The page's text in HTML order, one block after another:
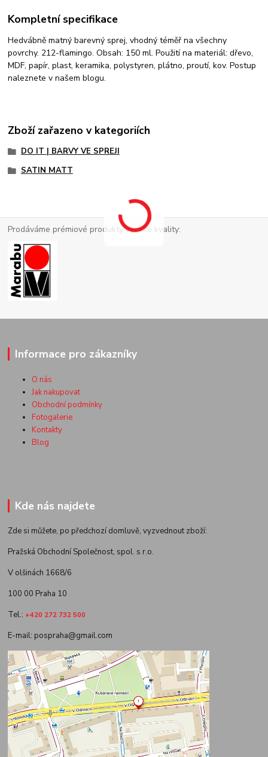
Kompletní specifikace
Hedvábně matný barevný sprej, vhodný téměř na všechny
povrchy. 212-flamingo. Obsah: 150 ml. Použití na materiál: dřevo,
MDF, papír, plast, keramika, polystyren, plátno, proutí, kov. Postup
naleznete v našem blogu.
Zboží zařazeno v kategoriích
DO IT | BARVY VE SPREJI
SATIN MATT
Prodáváme prémiové produkty vysoké kvality:
Informace pro zákazníky
O nás
Jak nakupovat
Obchodní podmínky
Fotogalerie
Kontakty
Blog
Kde nás najdete
Zde si můžete, po předchozí domluvě, vyzvednout zboží:
Pražská Obchodní Společnost, spol. s r.o.
V olšinách 1668/6
100 00 Praha 10
Tel.: +420 272 732 500
E-mail: pospraha@gmail.com